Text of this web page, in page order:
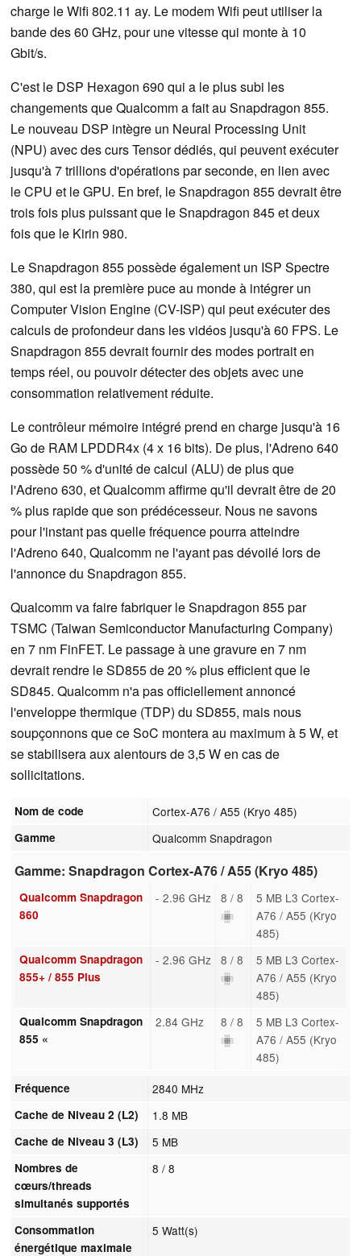
charge le Wifi 802.11 ay. Le modem Wifi peut utiliser la
bande des 60 GHz, pour une vitesse qui monte à 10
Gbit/s.
C'est le DSP Hexagon 690 qui a le plus subi les
changements que Qualcomm a fait au Snapdragon 855.
Le nouveau DSP intègre un Neural Processing Unit
(NPU) avec des curs Tensor dédiés, qui peuvent exécuter
jusqu'à 7 trillions d'opérations par seconde, en lien avec
le CPU et le GPU. En bref, le Snapdragon 855 devrait être
trois fois plus puissant que le Snapdragon 845 et deux
fois que le Kirin 980.
Le Snapdragon 855 possède également un ISP Spectre
380, qui est la première puce au monde à intégrer un
Computer Vision Engine (CV-ISP) qui peut exécuter des
calculs de profondeur dans les vidéos jusqu'à 60 FPS. Le
Snapdragon 855 devrait fournir des modes portrait en
temps réel, ou pouvoir détecter des objets avec une
consommation relativement réduite.
Le contrôleur mémoire intégré prend en charge jusqu'à 16
Go de RAM LPDDR4x (4 x 16 bits). De plus, l'Adreno 640
possède 50 % d'unité de calcul (ALU) de plus que
l'Adreno 630, et Qualcomm affirme qu'il devrait être de 20
% plus rapide que son prédécesseur. Nous ne savons
pour l'instant pas quelle fréquence pourra atteindre
l'Adreno 640, Qualcomm ne l'ayant pas dévoilé lors de
l'annonce du Snapdragon 855.
Qualcomm va faire fabriquer le Snapdragon 855 par
TSMC (Taiwan Semiconductor Manufacturing Company)
en 7 nm FinFET. Le passage à une gravure en 7 nm
devrait rendre le SD855 de 20 % plus efficient que le
SD845. Qualcomm n'a pas officiellement annoncé
l'enveloppe thermique (TDP) du SD855, mais nous
soupçonnons que ce SoC montera au maximum à 5 W, et
se stabilisera aux alentours de 3,5 W en cas de
sollicitations.
Nom de code Cortex-A76 / A55 (Kryo 485)
Gamme Qualcomm Snapdragon
Gamme: Snapdragon Cortex-A76 / A55 (Kryo 485)
Qualcomm Snapdragon
860
- 2.96 GHz 8 / 8
5 MB L3 Cortex-
A76 / A55 (Kryo
485)
Qualcomm Snapdragon
855+ / 855 Plus
- 2.96 GHz 8 / 8
5 MB L3 Cortex-
A76 / A55 (Kryo
485)
Qualcomm Snapdragon
855 «
2.84 GHz 8 / 8
5 MB L3 Cortex-
A76 / A55 (Kryo
485)
Fréquence 2840 MHz
Cache de Niveau 2 (L2) 1.8 MB
Cache de Niveau 3 (L3) 5 MB
Nombres de
cœurs/threads
simultanés supportés
8 / 8
Consommation
énergétique maximale
5 Watt(s)